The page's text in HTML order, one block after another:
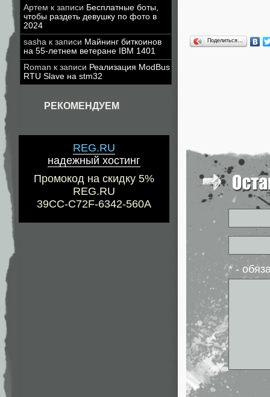
Артем к записи Бесплатные боты,
чтобы раздеть девушку по фото в
2024
sasha к записи Майнинг биткоинов
на 55-летнем ветеране IBM 1401
Roman к записи Реализация ModBus
RTU Slave на stm32
РЕКОМЕНДУЕМ
REG.RU
надежный хостинг
Промокод на скидку 5%
REG.RU
39CC-C72F-6342-560A
Поделиться…
* -